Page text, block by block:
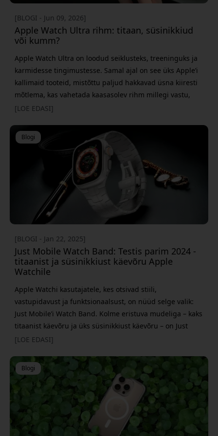
[BLOGI - Jun 09, 2026]
Apple Watch Ultra rihm: titaan, süsinikkiud
või kumm?
Apple Watch Ultra on loodud seiklusteks, treeninguks ja
karmidesse tingimustesse. Samal ajal on see üks Apple’i
kallimaid tooteid, mistõttu paljud hakkavad üsna kiiresti
mõtlema, kas vahetada kaasasolev rihm millegi vastu,
mis tundub luksuslikum. Aga milline materjal valida?
ning need sobivad eri tüüpi kasutajatele. Siin käime
erinevused läbi, et sul oleks lihtsam leida rihm,
[LOE EDASI]
Blogi
[BLOGI - Jan 22, 2025]
Just Mobile Watch Band: Testis parim 2024 -
titaanist ja süsinikkiust käevõru Apple
Watchile
Apple Watchi kasutajatele, kes otsivad stiili,
vastupidavust ja funktsionaalsust, on nüüd selge valik:
Just Mobile’i Watch Band. Kolme eristuva mudeliga – kaks
titaanist käevõru ja üks süsinikkiust käevõru – on Just
Mobile end tõestanud premium-kellarihmade juhtiva
Mobile’i rihmad parimaks, ja on lihtne mõista, miks.
Vaatame neid rihmu ja nende ainulaadseid omadu
[LOE EDASI]
Blogi